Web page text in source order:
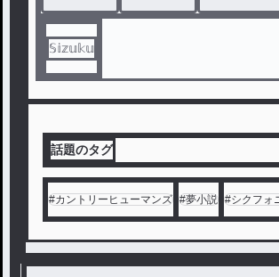
𝕊𝕚𝕫𝕦𝕜𝕦
話題のタグ
#カントリーヒューマンズ #夢小説 #シクフォ